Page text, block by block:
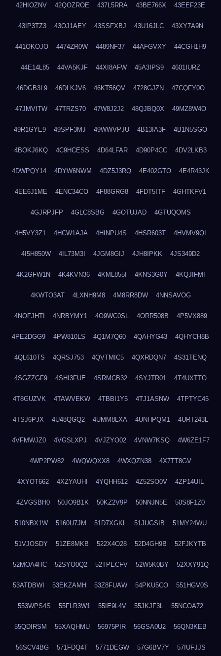
42HIOZNV 42QOZROE 437L5RRA 43BE766X 43EEF23E
43IP3TZ3 43OJ1AEY 43SSFXBJ 43U16JLC 43XY7A9N
441OKOJO 4474ZR0W 4489NF37 44AFGVXY 44CGH1H9
44E14L85 44VA5KJF 44XI8AFW 45A3IPS9 4601IURZ
46DGB3L9 46DLKJV6 46KT56QV 4728GJZN 47CQFY0O
47JMVITW 47TRZS70 47W8J2J2 48QJBQ0X 49MZ8W4O
49R1GYE9 49SPF3MJ 49WWVPJU 4B13IA3F 4B1N5SGO
4BOKJ6KQ 4C9HCESS 4D64LFAR 4D90P4CC 4DV2LKB3
4DWPQY14 4DYW6NWM 4DZ5J3RQ 4E402GTO 4E4R43JK
4EE6J1ME 4ENC34CO 4F88GRG8 4FDT5ITF 4GHTKFV1
4GJRPJFP 4GLC8SBG 4GOTUJAD 4GTUQOMS
4H5VY3Z1 4HCW1AJA 4HINPU4S 4HSR603T 4HVMV9QI
4I5H850W 4IL73M3I 4JGM8GIJ 4JH8IPKK 4JS349D2
4K2GFW1N 4K4KVN36 4KML855I 4KNS3G0Y 4KQJIFMI
4KWTO3AT 4LXNH9M8 4M8RR8DW 4NNSAVOG
4NOFJHTI 4NRBYMY1 4O9WC0SL 4ORR508B 4P5VX889
4PE2DGG9 4PW810LS 4Q1M7Q60 4QAHYG43 4QHYCH8B
4QL610TS 4QRSJ753 4QVTMIC5 4QXRDQN7 4S31TENQ
4SGZZGF9 4SHI3FUE 4SRMCB32 4SYJTR01 4T4UXTTO
4T8GUZVK 4TAWVEKW 4TBBI1Y5 4TJ1ASNW 4TPTYC45
4TSJ6PJX 4U48QGQ2 4UMM8LXA 4UNHPQM1 4URT243L
4VFMWJZ0 4VGSLXPJ 4VJZYO02 4VNW7KSQ 4W6ZE1F7
4WP2PW82 4WQWQXX8 4WXQZN38 4X7TT8GV
4XYOT662 4XZYAUHI 4YQHH612 4Z52SO0V 4ZP14UIL
4ZVGSBH0 50JO9B1K 50KZ2V9P 50NNJN5E 50S8F1Z0
510NBX1W 5160U7JM 51D7XGKL 51JUGSIB 51MY24WU
51VJOSDY 51ZE8MKB 522X4O28 52D4GH9B 52FJKYTB
52MOA4HC 52SYO0Q2 52TPECFV 52W5K0BY 52XXY91Q
53ATDBWI 53EKZAMH 53Z8FUAW 54PKU5CO 551HGV0S
553WPS4S 55FLR3W1 55IE9L4V 55JKJF3L 55NCOA72
55QDIRSM 55XAQHMU 56975PIR 56GSA0U2 56QN3KEB
56SCV4BG 571FDQ4T 5771DEGW 57G6BV7Y 57IUFJJS